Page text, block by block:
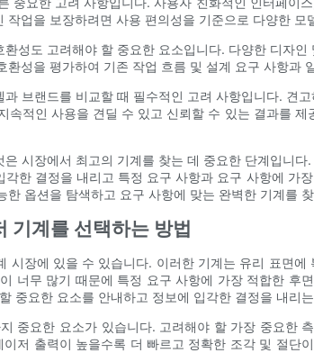
업을 보장하려면 사용 편의성을 기준으로 다양한
성도 고려해야 할 중요한 요소입니다. 다양한 디자
성을 평가하여 기존 작업 흐름 및 설계 요구 사항과
브랜드를 비교할 때 필수적인 고려 사항입니다. 견
적인 사용을 견딜 수 있고 신뢰할 수 있는 결과를
시장에서 최고의 기계를 찾는 데 중요한 단계입니
한 결정을 내리고 특정 요구 사항과 요구 사항에 가
옵션을 탐색하고 요구 사항에 맞는 완벽한 기계를
기계를 선택하는 방법
장에 있을 수 있습니다. 이러한 기계는 유리 표면
너무 많기 때문에 특정 요구 사항에 가장 적합한 후
중요한 요소를 안내하고 정보에 입각한 결정을 내리
중요한 요소가 있습니다. 고려해야 할 가장 중요한
저 출력이 높을수록 더 빠르고 정확한 조각 및 절단